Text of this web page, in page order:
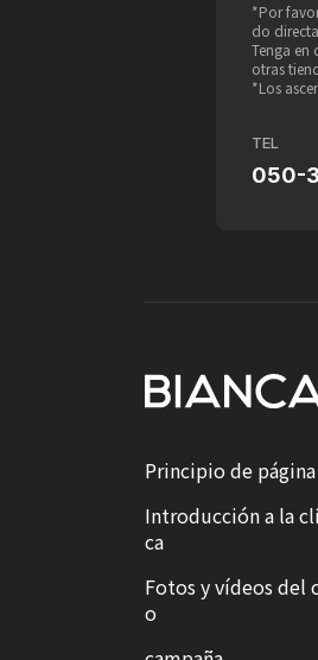
*Por
do
Tenga en
otras
*Los
TEL
050-
Principio de página
Introducción a la
ca
Fotos y vídeos del
o